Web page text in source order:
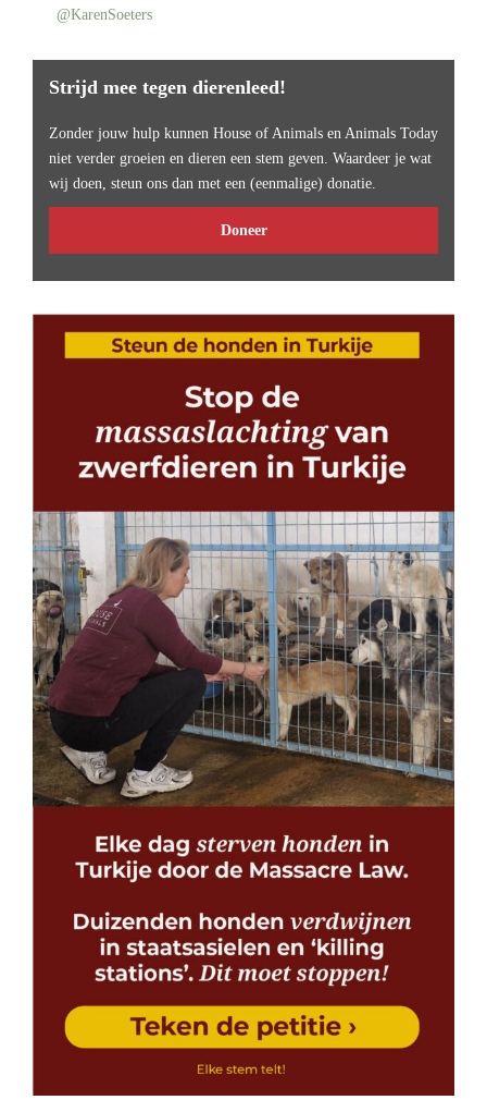
@KarenSoeters
Strijd mee tegen dierenleed!
Zonder jouw hulp kunnen House of Animals en Animals Today
niet verder groeien en dieren een stem geven. Waardeer je wat
wij doen, steun ons dan met een (eenmalige) donatie.
Doneer